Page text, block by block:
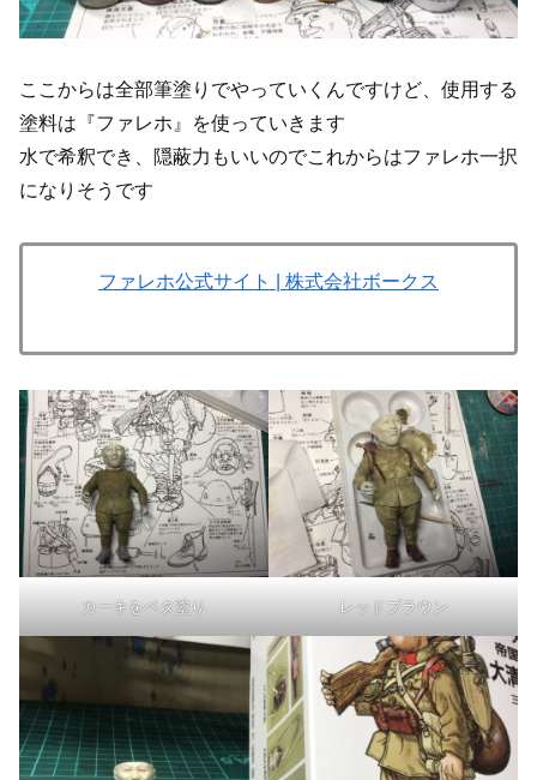
ここからは全部筆塗りでやっていくんですけど、使用する
塗料は『ファレホ』を使っていきます
水で希釈でき、隠蔽力もいいのでこれからはファレホ一択
になりそうです
ファレホ公式サイト | 株式会社ボークス
カーキをベタ塗り レッドブラウン